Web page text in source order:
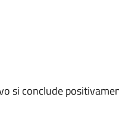
si conclude